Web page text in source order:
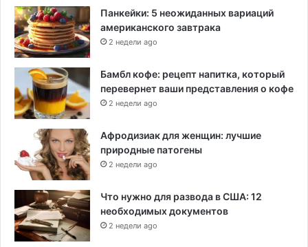
Панкейки: 5 неожиданных вариаций
американского завтрака
2 недели ago
Бамбл кофе: рецепт напитка, который
перевернет ваши представления о кофе
2 недели ago
Афродизиак для женщин: лучшие
природные патогены
2 недели ago
Что нужно для развода в США: 12
необходимых документов
2 недели ago